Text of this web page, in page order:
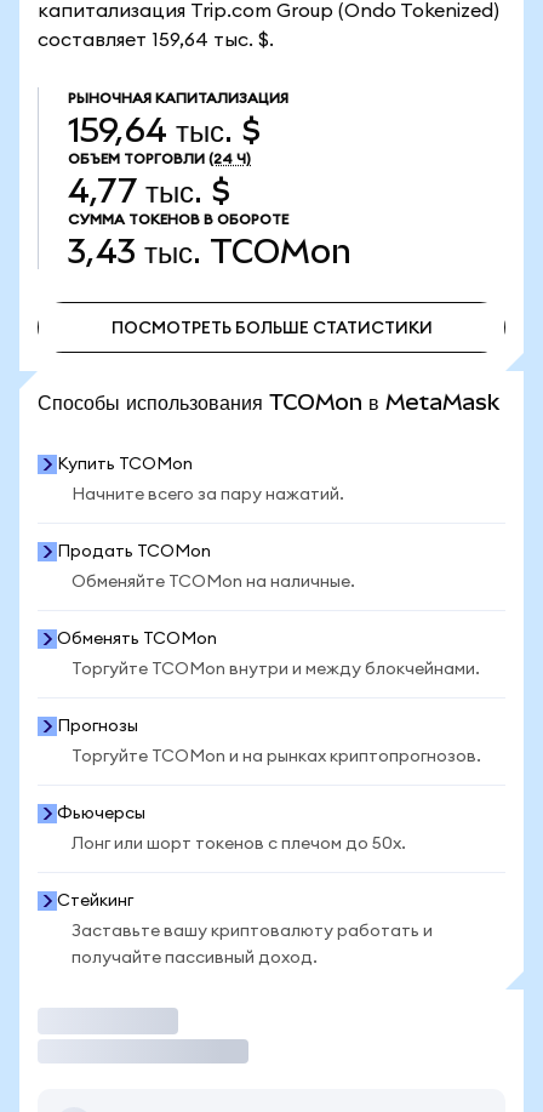
капитализация Trip.com Group (Ondo Tokenized)
составляет 159,64 тыс. $.
РЫНОЧНАЯ КАПИТАЛИЗАЦИЯ
159,64 тыс. $
ОБЪЕМ ТОРГОВЛИ (24 Ч)
4,77 тыс. $
СУММА ТОКЕНОВ В ОБОРОТЕ
3,43 тыс. TCOMon
ПОСМОТРЕТЬ БОЛЬШЕ СТАТИСТИКИ
Способы использования TCOMon в MetaMask
Купить TCOMon
Начните всего за пару нажатий.
Продать TCOMon
Обменяйте TCOMon на наличные.
Обменять TCOMon
Торгуйте TCOMon внутри и между блокчейнами.
Прогнозы
Торгуйте TCOMon и на рынках криптопрогнозов.
Фьючерсы
Лонг или шорт токенов с плечом до 50x.
Стейкинг
Заставьте вашу криптовалюту работать и
получайте пассивный доход.